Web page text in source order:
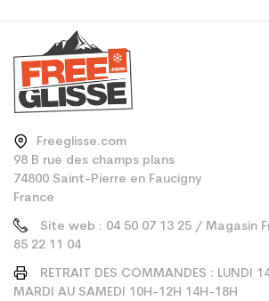
Freeglisse.com
98 B rue des champs plans
74800 Saint-Pierre en Faucigny
France
Site web : 04 50 07 13 25 / Magasin
85 22 11 04
RETRAIT DES COMMANDES : LUNDI
MARDI AU SAMEDI 10H-12H 14H-18H